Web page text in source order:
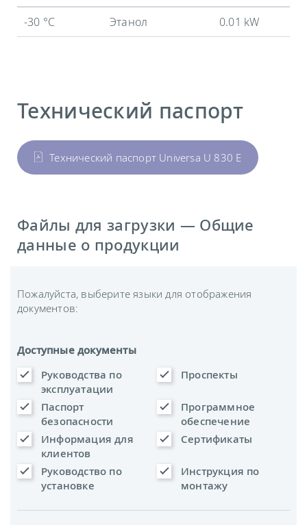
-30 °C
Этанол 0.01 kW
Технический паспорт
Технический паспорт Universa U 830 E
Файлы для загрузки — Общие
данные о продукции
Пожалуйста, выберите языки для отображения
документов:
Доступные документы
Руководства по
эксплуатации
Проспекты
Паспорт
безопасности
Программное
обеспечение
Информация для
клиентов
Сертификаты
Руководство по
установке
Инструкция по
монтажу